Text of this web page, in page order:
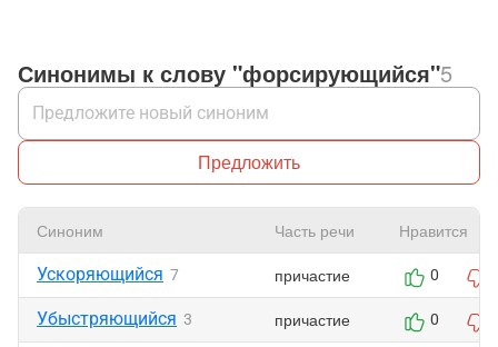
Синонимы к слову "форсирующийся"5
Предложить
Синоним Часть речи Нравится
Ускоряющийся 7 причастие 0
Убыстряющийся 3 причастие 0